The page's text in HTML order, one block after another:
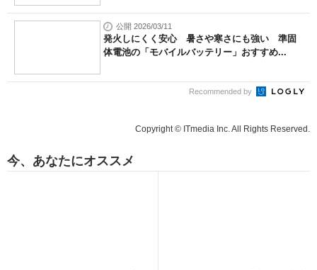
公開 2026/03/11
発火しにくく安心 暑さや寒さにも強い 準固
体電池の「モバイルバッテリー」おすすめ...
Recommended by
Copyright © ITmedia Inc. All Rights Reserved.
今、あなたにオススメ